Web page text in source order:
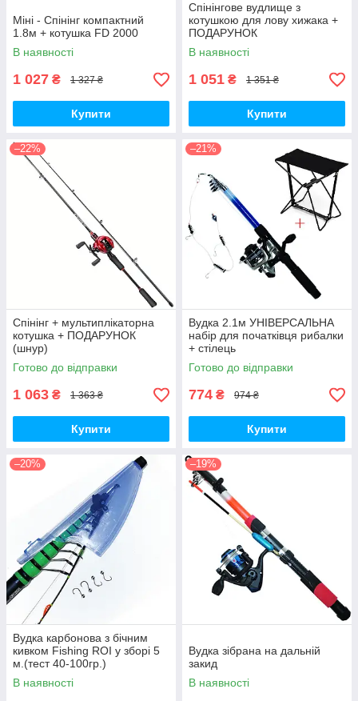
Міні - Спінінг компактний
1.8м + котушка FD 2000
В наявності
1 027 ₴ 1 327 ₴
Купити
Спінінгове вудлище з
котушкою для лову хижака +
ПОДАРУНОК
В наявності
1 051 ₴ 1 351 ₴
Купити
–22%
Спінінг + мультиплікаторна
котушка + ПОДАРУНОК
(шнур)
Готово до відправки
1 063 ₴ 1 363 ₴
Купити
–21%
Вудка 2.1м УНІВЕРСАЛЬНА
набір для початківця рибалки
+ стілець
Готово до відправки
774 ₴ 974 ₴
Купити
–20%
Вудка карбонова з бічним
кивком Fishing ROI у зборі 5
м.(тест 40-100гр.)
В наявності
–19%
Вудка зібрана на дальній
закид
В наявності